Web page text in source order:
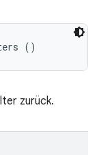
()
zurück.